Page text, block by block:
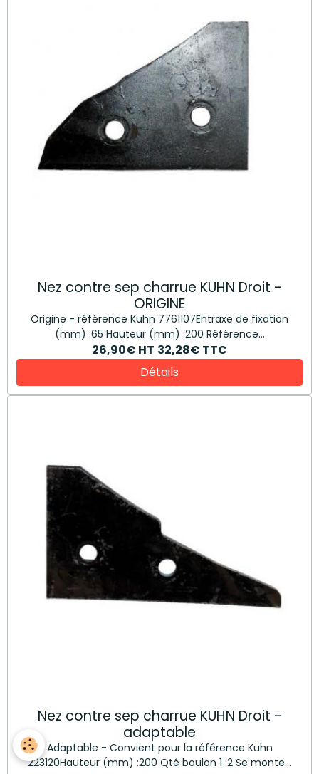
Nez contre sep charrue KUHN Droit -
ORIGINE
Origine - référence Kuhn 7761107Entraxe de fixation
(mm) :65 Hauteur (mm) :200 Référence...
26,90€ HT 32,28€ TTC
Détails
Nez contre sep charrue KUHN Droit -
adaptable
Adaptable - Convient pour la référence Kuhn
223120Hauteur (mm) :200 Qté boulon 1 :2 Se monte...